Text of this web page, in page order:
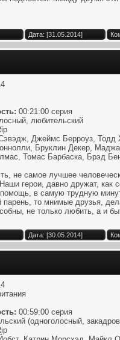
Дата: [31.05.2014]
00:21:00 серия
любительский
Джеймс Берроуз, Тодд
Бруклин Декер,
Томас Барбаска, Брэд
не самое лучшее
герои, давно дружат, как
помощь, в самую трудную
парень, то мнимые друзья,
не только любить, а и
Дата: [30.05.2014]
00:59:00 серия
(одноголосный,